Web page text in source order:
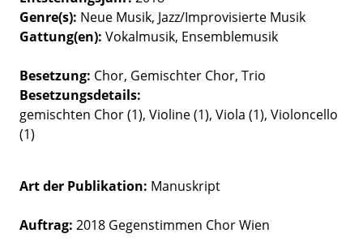
Genre(s) Neue Musik Jazz/Improvisierte Musik
Gattung(en) Vokalmusik Ensemblemusik
Besetzung Chor Gemischter Chor Trio
Besetzungsdetails
gemischten Chor (1), Violine (1), Viola (1), Violoncello
(1)
Art der Publikation Manuskript
Auftrag: 2018 Gegenstimmen Chor Wien